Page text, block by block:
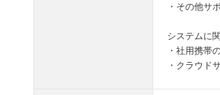
・その他サ
システムに
・社用携帯
・クラウド